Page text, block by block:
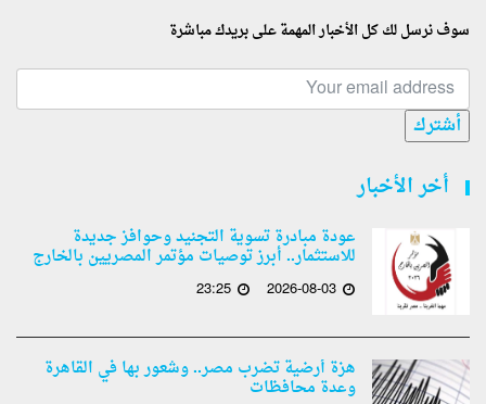
سوف نرسل لك كل الأخبار المهمة على بريدك مباشرة
أشترك
أخر الأخبار
عودة مبادرة تسوية التجنيد وحوافز جديدة
للاستثمار.. أبرز توصيات مؤتمر المصريين بالخارج
2026-08-03
23:25
هزة أرضية تضرب مصر.. وشعور بها في القاهرة
وعدة محافظات